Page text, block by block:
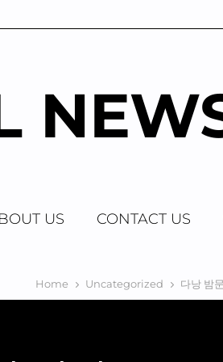
US CONTACT US
Home Uncategorized 다낭 밤